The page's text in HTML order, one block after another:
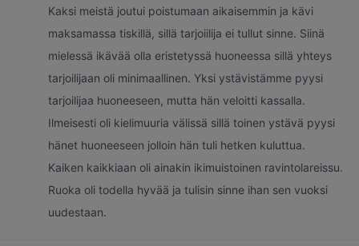
Kaksi meistä joutui poistumaan aikaisemmin ja kävi
maksamassa tiskillä, sillä tarjoiilija ei tullut sinne. Siinä
mielessä ikävää olla eristetyssä huoneessa sillä yhteys
tarjoilijaan oli minimaallinen. Yksi ystävistämme pyysi
tarjoilijaa huoneeseen, mutta hän veloitti kassalla.
Ilmeisesti oli kielimuuria välissä sillä toinen ystävä pyysi
hänet huoneeseen jolloin hän tuli hetken kuluttua.
Kaiken kaikkiaan oli ainakin ikimuistoinen ravintolareissu.
Ruoka oli todella hyvää ja tulisin sinne ihan sen vuoksi
uudestaan.